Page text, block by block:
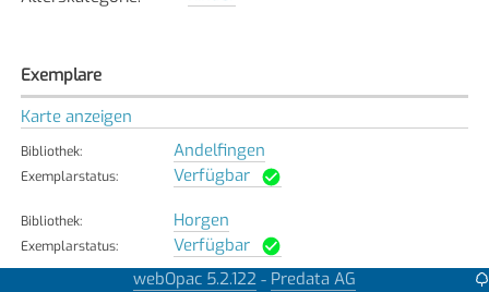
Exemplare
Karte anzeigen
Bibliothek: Andelfingen
Exemplarstatus: Verfügbar
Bibliothek: Horgen
Exemplarstatus: Verfügbar
webOpac 5.2.122 - Predata AG